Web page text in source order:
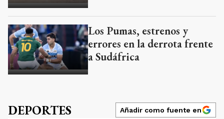
Los Pumas, estrenos y
errores en la derrota frente
a Sudáfrica
DEPORTES Añadir como fuente en